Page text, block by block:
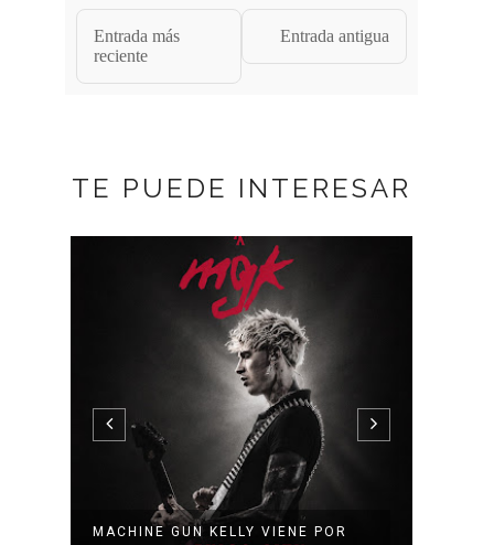
Entrada más
reciente
Entrada antigua
TE PUEDE INTERESAR
MACHINE GUN KELLY VIENE POR